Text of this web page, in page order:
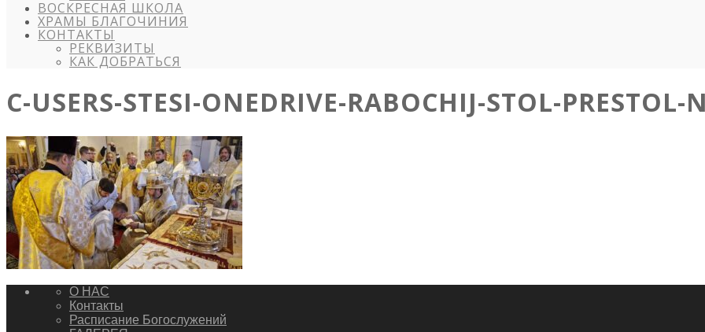
ВОСКРЕСНАЯ ШКОЛА
ХРАМЫ БЛАГОЧИНИЯ
КОНТАКТЫ
РЕКВИЗИТЫ
КАК ДОБРАТЬСЯ
C-USERS-STESI-ONEDRIVE-RABOCHIJ-STOL-PRESTOL-
О НАС
Контакты
Расписание Богослужений